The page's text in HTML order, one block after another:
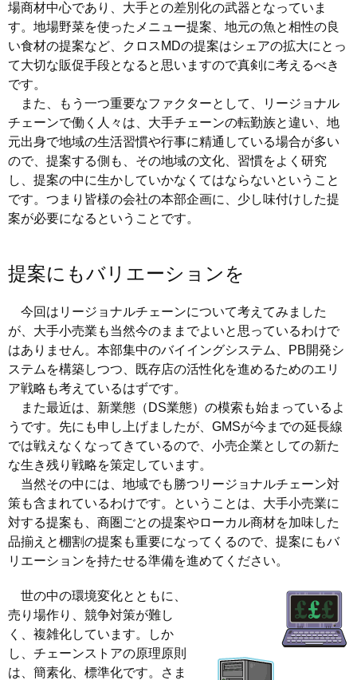
場商材中心であり、大手との差別化の武器となっていま
す。地場野菜を使ったメニュー提案、地元の魚と相性の良
い食材の提案など、クロスMDの提案はシェアの拡大にとっ
て大切な販促手段となると思いますので真剣に考えるべき
です。
また、もう一つ重要なファクターとして、リージョナル
チェーンで働く人々は、大手チェーンの転勤族と違い、地
元出身で地域の生活習慣や行事に精通している場合が多い
ので、提案する側も、その地域の文化、習慣をよく研究
し、提案の中に生かしていかなくてはならないということ
です。つまり皆様の会社の本部企画に、少し味付けした提
案が必要になるということです。
提案にもバリエーションを
今回はリージョナルチェーンについて考えてみました
が、大手小売業も当然今のままでよいと思っているわけで
はありません。本部集中のバイイングシステム、PB開発シ
ステムを構築しつつ、既存店の活性化を進めるためのエリ
ア戦略も考えているはずです。
また最近は、新業態（DS業態）の模索も始まっているよ
うです。先にも申し上げましたが、GMSが今までの延長線
では戦えなくなってきているので、小売企業としての新た
な生き残り戦略を策定しています。
当然その中には、地域でも勝つリージョナルチェーン対
策も含まれているわけです。ということは、大手小売業に
対する提案も、商圏ごとの提案やローカル商材を加味した
品揃えと棚割の提案も重要になってくるので、提案にもバ
リエーションを持たせる準備を進めてください。
世の中の環境変化とともに、
売り場作り、競争対策が難し
く、複雑化しています。しか
し、チェーンストアの原理原則
は、簡素化、標準化です。さま